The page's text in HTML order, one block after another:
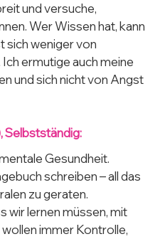
und versuche,
Wer Wissen hat, kann
sich weniger von
ermutige auch meine
und sich nicht von Angst
Selbstständig:
Gesundheit.
schreiben – all das
zu geraten.
wir lernen müssen, mit
immer Kontrolle,